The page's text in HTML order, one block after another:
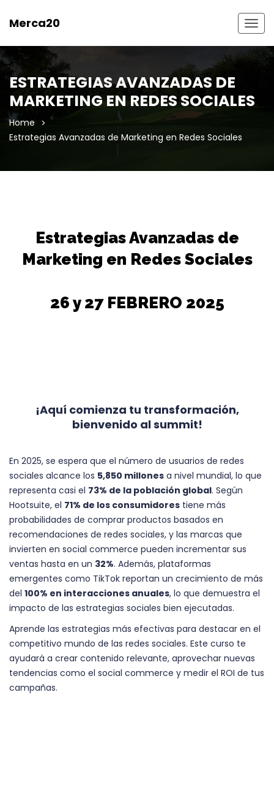
Merca20
ESTRATEGIAS AVANZADAS DE
MARKETING EN REDES SOCIALES
Home
Estrategias Avanzadas de Marketing en Redes Sociales
Estrategias Avanzadas de
Marketing en Redes Sociales
26 y 27 FEBRERO 2025
¡Aquí comienza tu transformación,
bienvenido al summit!
En 2025, se espera que el número de usuarios de redes
sociales alcance los 5,850 millones a nivel mundial, lo que
representa casi el 73% de la población global. Según
Hootsuite, el 71% de los consumidores tiene más
probabilidades de comprar productos basados en
recomendaciones de redes sociales, y las marcas que
invierten en social commerce pueden incrementar sus
ventas hasta en un 32%. Además, plataformas
emergentes como TikTok reportan un crecimiento de más
del 100% en interacciones anuales, lo que demuestra el
impacto de las estrategias sociales bien ejecutadas.
Aprende las estrategias más efectivas para destacar en el
competitivo mundo de las redes sociales. Este curso te
ayudará a crear contenido relevante, aprovechar nuevas
tendencias como el social commerce y medir el ROI de tus
campañas.